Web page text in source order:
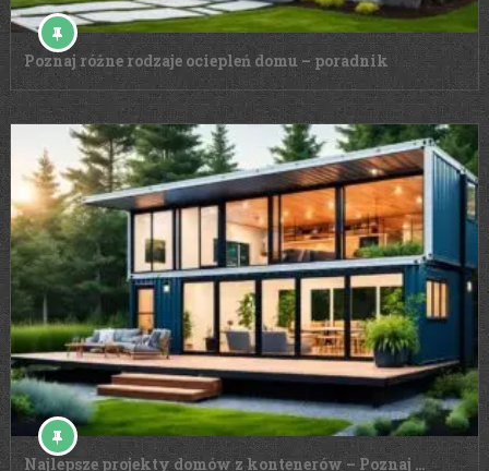
Poznaj różne rodzaje ociepleń domu – poradnik
Najlepsze projekty domów z kontenerów – Poznaj …